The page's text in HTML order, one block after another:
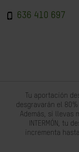
636 410 697
Tu aportación
desgravarán el
Además, si llevas
INTERMÓN, tu
incrementa